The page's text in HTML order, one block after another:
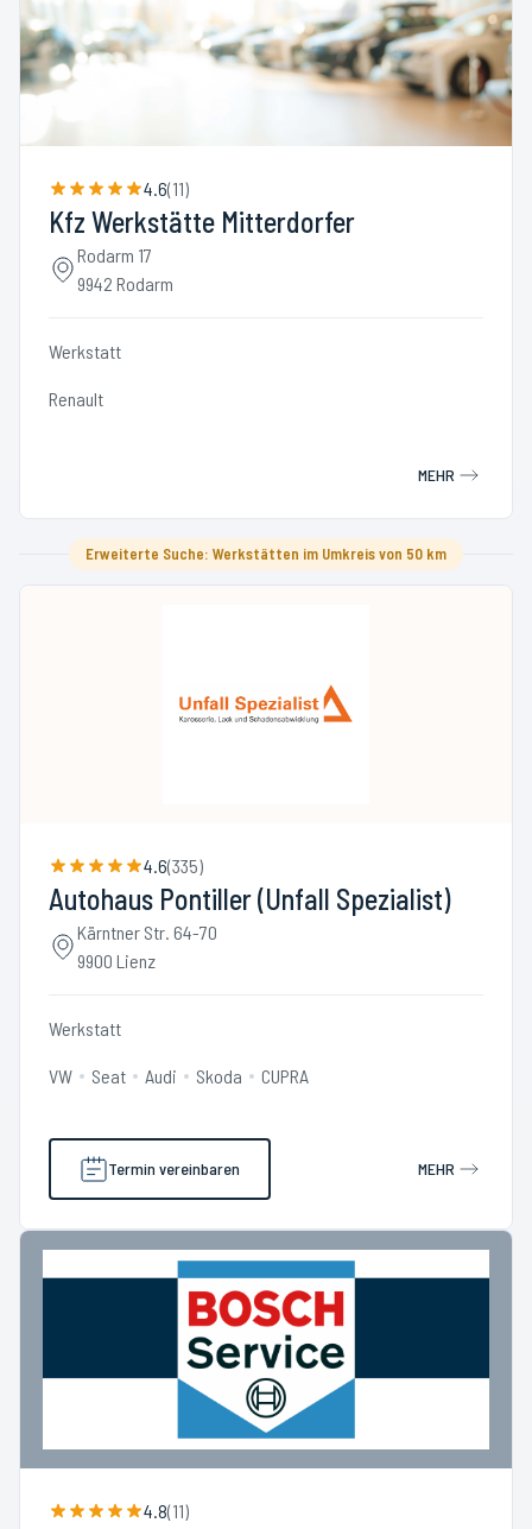
4.6(11)
Kfz Werkstätte Mitterdorfer
Rodarm 17
9942 Rodarm
Werkstatt
Renault
MEHR
Erweiterte Suche: Werkstätten im Umkreis von 50 km
4.6(335)
Autohaus Pontiller (Unfall Spezialist)
Kärntner Str. 64-70
9900 Lienz
Werkstatt
VW Seat Audi Skoda CUPRA
Termin vereinbaren MEHR
4.8(11)